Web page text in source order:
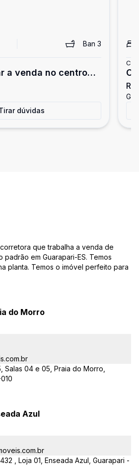
Ban 3
a venda no centro
dúvidas
que trabalha a venda de
padrão em Guarapari-ES. Temos
planta. Temos o imóvel perfeito para
do Morro
Salas 04 e 05, Praia do Morro,
Azul
, Loja 01, Enseada Azul, Guarapari -